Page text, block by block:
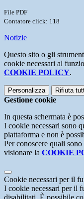
File PDF
Contatore click: 118
Notizie
Questo sito o gli
cookie necessari al
COOKIE POLICY.
Personalizza Rifiuta
Gestione cookie
In questa schermata è
I cookie necessari sono
piattaforma e non è
Per conoscere quali
visionare la COOKIE
Cookie necessari per il
I cookie necessari per il
disabilitati. È possibile